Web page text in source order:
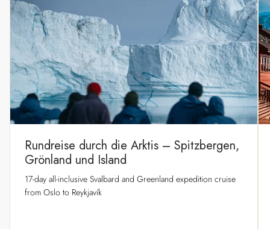
Rundreise durch die Arktis – Spitzbergen,
Grönland und Island
17-day all-inclusive Svalbard and Greenland expedition cruise
from Oslo to Reykjavík